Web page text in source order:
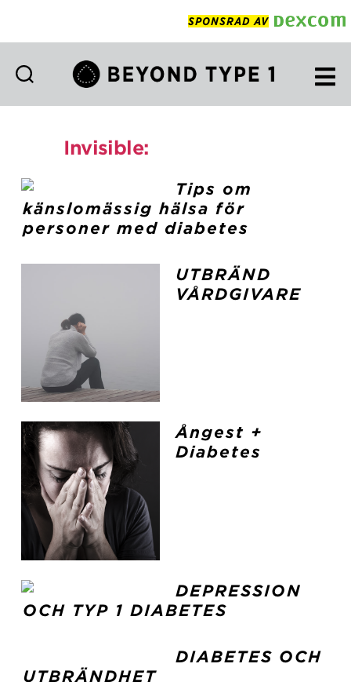
SPONSRAD AV
Invisible:
Tips om
känslomässig hälsa för
personer med diabetes
UTBRÄND
VÅRDGIVARE
Ångest +
Diabetes
DEPRESSION
OCH TYP 1 DIABETES
DIABETES OCH
UTBRÄNDHET